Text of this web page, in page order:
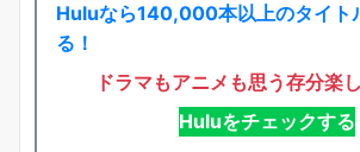
Huluなら140,000本以上のタイト
る！
ドラマもアニメも思う存分楽
Huluをチェックする